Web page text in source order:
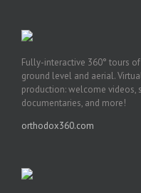
Fully-interactive 360° tours
ground level and aerial.
production: welcome
documentaries, and more!
orthodox360.com